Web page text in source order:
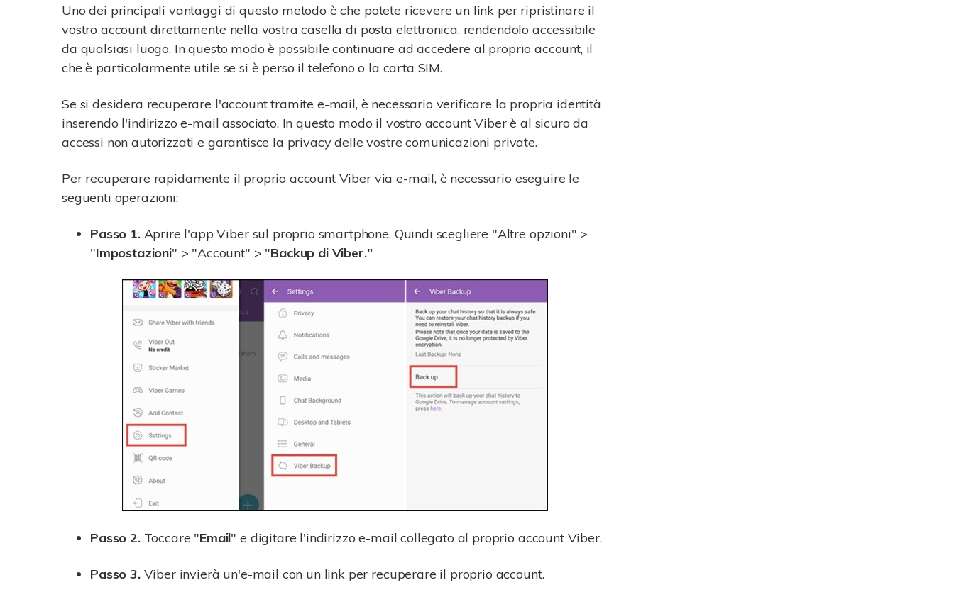
Uno dei principali vantaggi di questo metodo è che potete ricevere un link per ripristinare il
vostro account direttamente nella vostra casella di posta elettronica, rendendolo accessibile
da qualsiasi luogo. In questo modo è possibile continuare ad accedere al proprio account, il
che è particolarmente utile se si è perso il telefono o la carta SIM.
Se si desidera recuperare l'account tramite e-mail, è necessario verificare la propria identità
inserendo l'indirizzo e-mail associato. In questo modo il vostro account Viber è al sicuro da
accessi non autorizzati e garantisce la privacy delle vostre comunicazioni private.
Per recuperare rapidamente il proprio account Viber via e-mail, è necessario eseguire le
seguenti operazioni:
Passo 1. Aprire l'app Viber sul proprio smartphone. Quindi scegliere "Altre opzioni" >
"Impostazioni" > "Account" > "Backup di Viber."
Passo 2. Toccare "Email" e digitare l'indirizzo e-mail collegato al proprio account Viber.
Passo 3. Viber invierà un'e-mail con un link per recuperare il proprio account.